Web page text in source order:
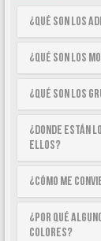
¿Qué son los
¿Qué son los
¿Qué son los
¿Donde están
ellos?
¿Cómo me
¿Por qué
colores?